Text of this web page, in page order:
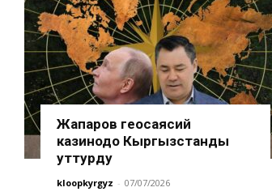
Жапаров геосаясий
казинодо Кыргызстанды
уттурду
kloopkyrgyz - 07/07/2026